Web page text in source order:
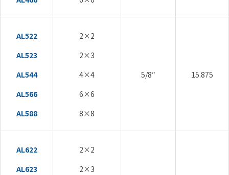
AL522
AL523
AL544
AL566
AL588
2×2
2×3
4×4
6×6
8×8
5/8″ 15.875
AL622
AL623
2×2
2×3